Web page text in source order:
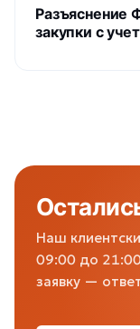
Разъяснение
закупки с
Наш
09:00 до
заявку —